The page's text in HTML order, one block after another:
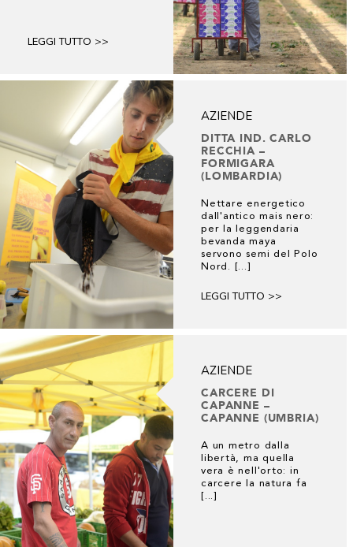
LEGGI TUTTO >>
AZIENDE
DITTA IND. CARLO
RECCHIA –
FORMIGARA
(LOMBARDIA)
Nettare energetico
dall'antico mais nero:
per la leggendaria
bevanda maya
servono semi del Polo
Nord. [...]
LEGGI TUTTO >>
AZIENDE
CARCERE DI
CAPANNE –
CAPANNE (UMBRIA)
A un metro dalla
libertà, ma quella
vera è nell'orto: in
carcere la natura fa
[...]